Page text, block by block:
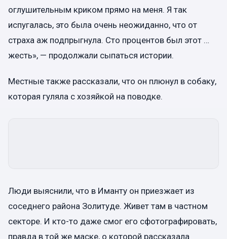
оглушительным криком прямо на меня. Я так
испугалась, это была очень неожиданно, что от
страха аж подпрыгнула. Сто процентов был этот …
жесть», — продолжали сыпаться истории.
Местные также рассказали, что он плюнул в собаку,
которая гуляла с хозяйкой на поводке.
Люди выяснили, что в Иманту он приезжает из
соседнего района Золитуде. Живет там в частном
секторе. И кто-то даже смог его сфотографировать,
правда в той же маске, о которой рассказала